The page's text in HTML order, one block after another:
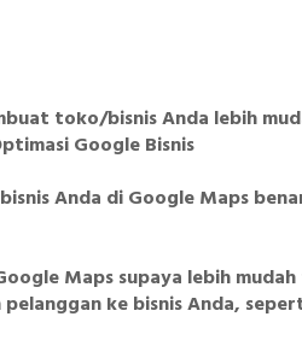
toko/bisnis Anda lebih
Google Bisnis
Anda di Google Maps
Maps supaya lebih
ke bisnis Anda,